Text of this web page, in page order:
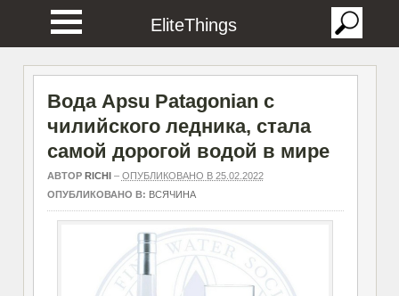
EliteThings
Вода Apsu Patagonian с
чилийского ледника, стала
самой дорогой водой в мире
АВТОР RICHI– ОПУБЛИКОВАНО В 25.02.2022
ОПУБЛИКОВАНО В: ВСЯЧИНА